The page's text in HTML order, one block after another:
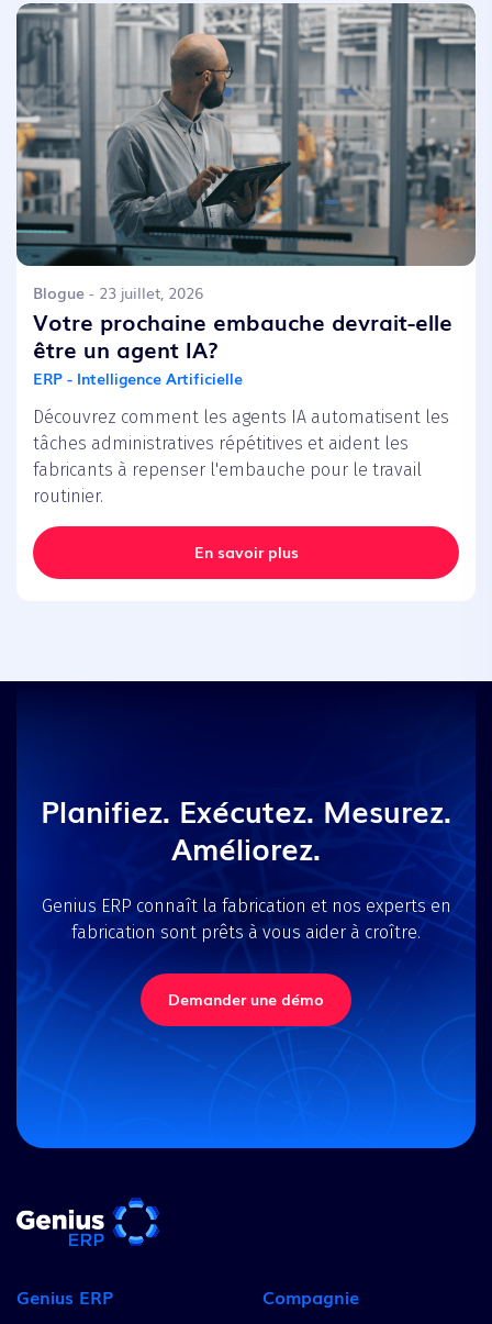
Blogue - 23 juillet, 2026
Votre prochaine embauche devrait-elle
être un agent IA?
ERP - Intelligence Artificielle
Découvrez comment les agents IA automatisent les
tâches administratives répétitives et aident les
fabricants à repenser l'embauche pour le travail
routinier.
En savoir plus
Planifiez. Exécutez. Mesurez.
Améliorez.
Genius ERP connaît la fabrication et nos experts en
fabrication sont prêts à vous aider à croître.
Demander une démo
Genius ERP Compagnie